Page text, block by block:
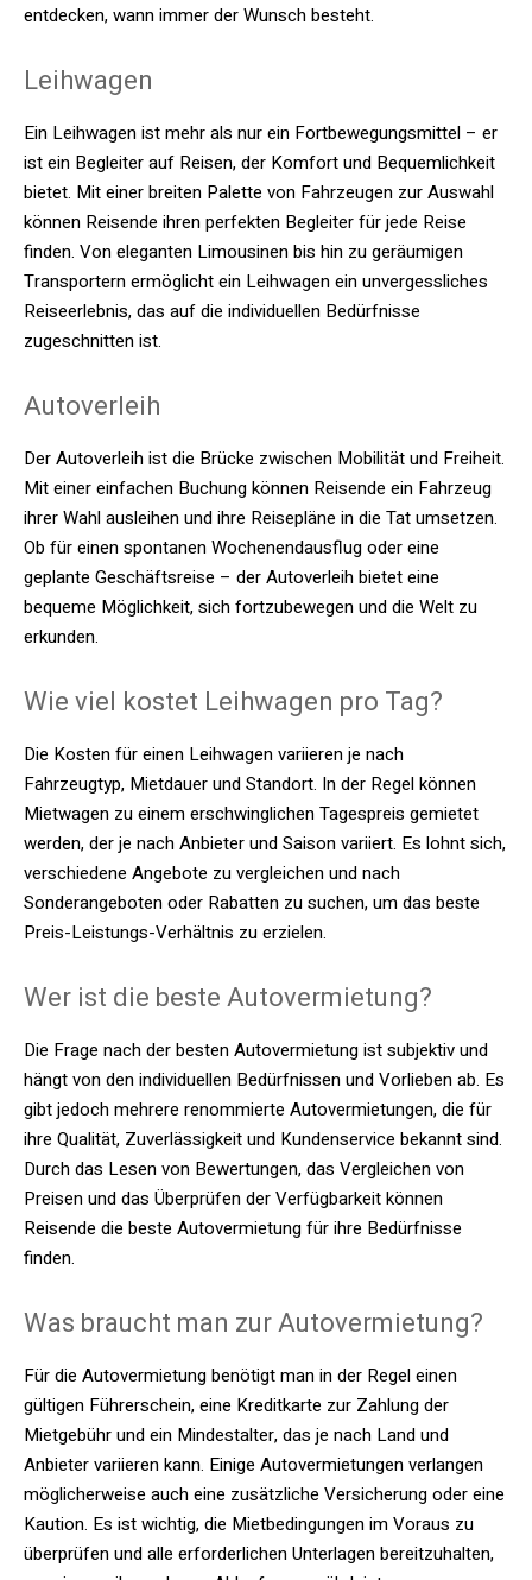
entdecken, wann immer der Wunsch besteht.
Leihwagen
Ein Leihwagen ist mehr als nur ein Fortbewegungsmittel – er
ist ein Begleiter auf Reisen, der Komfort und Bequemlichkeit
bietet. Mit einer breiten Palette von Fahrzeugen zur Auswahl
können Reisende ihren perfekten Begleiter für jede Reise
finden. Von eleganten Limousinen bis hin zu geräumigen
Transportern ermöglicht ein Leihwagen ein unvergessliches
Reiseerlebnis, das auf die individuellen Bedürfnisse
zugeschnitten ist.
Autoverleih
Der Autoverleih ist die Brücke zwischen Mobilität und Freiheit.
Mit einer einfachen Buchung können Reisende ein Fahrzeug
ihrer Wahl ausleihen und ihre Reisepläne in die Tat umsetzen.
Ob für einen spontanen Wochenendausflug oder eine
geplante Geschäftsreise – der Autoverleih bietet eine
bequeme Möglichkeit, sich fortzubewegen und die Welt zu
erkunden.
Wie viel kostet Leihwagen pro Tag?
Die Kosten für einen Leihwagen variieren je nach
Fahrzeugtyp, Mietdauer und Standort. In der Regel können
Mietwagen zu einem erschwinglichen Tagespreis gemietet
werden, der je nach Anbieter und Saison variiert. Es lohnt sich,
verschiedene Angebote zu vergleichen und nach
Sonderangeboten oder Rabatten zu suchen, um das beste
Preis-Leistungs-Verhältnis zu erzielen.
Wer ist die beste Autovermietung?
Die Frage nach der besten Autovermietung ist subjektiv und
hängt von den individuellen Bedürfnissen und Vorlieben ab. Es
gibt jedoch mehrere renommierte Autovermietungen, die für
ihre Qualität, Zuverlässigkeit und Kundenservice bekannt sind.
Durch das Lesen von Bewertungen, das Vergleichen von
Preisen und das Überprüfen der Verfügbarkeit können
Reisende die beste Autovermietung für ihre Bedürfnisse
finden.
Was braucht man zur Autovermietung?
Für die Autovermietung benötigt man in der Regel einen
gültigen Führerschein, eine Kreditkarte zur Zahlung der
Mietgebühr und ein Mindestalter, das je nach Land und
Anbieter variieren kann. Einige Autovermietungen verlangen
möglicherweise auch eine zusätzliche Versicherung oder eine
Kaution. Es ist wichtig, die Mietbedingungen im Voraus zu
überprüfen und alle erforderlichen Unterlagen bereitzuhalten,